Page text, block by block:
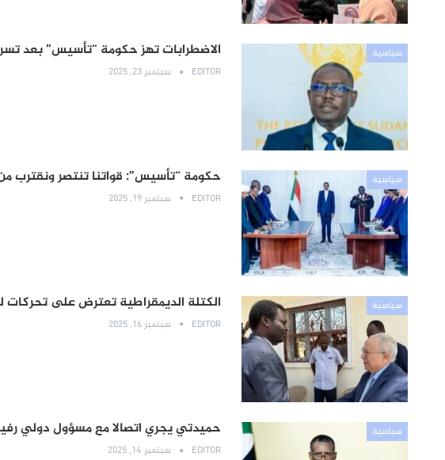
سياسية الاضطرابات تهز حكومة “تأسيس” بعد
EDITOR سبتمبر 23, 2025
سياسية حكومة “تأسيس”: قواتنا تنتصر ونقترب
EDITOR سبتمبر 19, 2025
سياسية الكتلة الديمقراطية تعترض على
EDITOR سبتمبر 16, 2025
سياسية حميدتي يجري اتصالا مع مسؤول دولي
EDITOR سبتمبر 14, 2025